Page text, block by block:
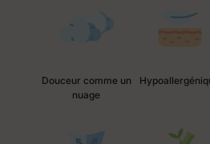
Douceur comme un
nuage